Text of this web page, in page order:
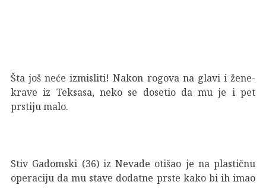
Šta još neće izmisliti! Nakon rogova na glavi i žene-
krave iz Teksasa, neko se dosetio da mu je i pet
prstiju malo.
Stiv Gadomski (36) iz Nevade otišao je na plastičnu
operaciju da mu stave dodatne prste kako bi ih imao